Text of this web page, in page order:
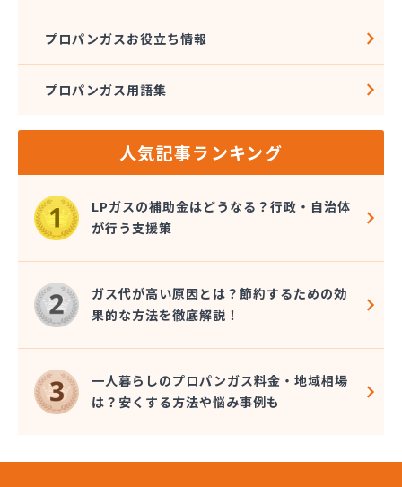
有限会社辻久ガス
有限会社藤商
プロパンガスお役立ち情報
プロパンガス用語集
人気記事ランキング
LPガスの補助金はどうなる？行政・自治体
が行う支援策
ガス代が高い原因とは？節約するための効
果的な方法を徹底解説！
一人暮らしのプロパンガス料金・地域相場
は？安くする方法や悩み事例も